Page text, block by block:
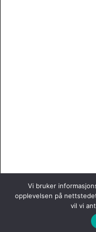
Vi bruker
opplevelsen på
vil vi